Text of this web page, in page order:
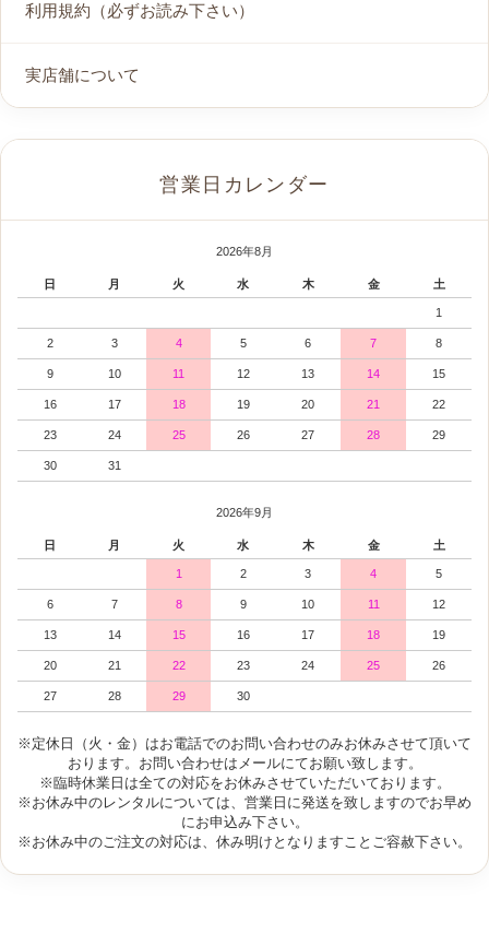
利用規約（必ずお読み下さい）
実店舗について
営業日カレンダー
2026年8月
日 月 火 水 木 金 土
1
2 3 4 5 6 7 8
9 10 11 12 13 14 15
16 17 18 19 20 21 22
23 24 25 26 27 28 29
30 31
2026年9月
日 月 火 水 木 金 土
1 2 3 4 5
6 7 8 9 10 11 12
13 14 15 16 17 18 19
20 21 22 23 24 25 26
27 28 29 30
※定休日（火・金）はお電話でのお問い合わせのみお休みさせて頂いて
おります。お問い合わせはメールにてお願い致します。
※臨時休業日は全ての対応をお休みさせていただいております。
※お休み中のレンタルについては、営業日に発送を致しますのでお早め
にお申込み下さい。
※お休み中のご注文の対応は、休み明けとなりますことご容赦下さい。